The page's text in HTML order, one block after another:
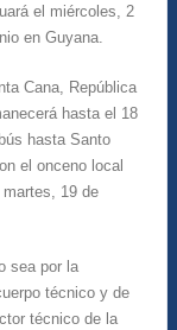
el miércoles, 2
en Guyana.
Cana, República
hasta el 18
hasta Santo
el onceno local
19 de
sea por la
técnico y de
técnico de la